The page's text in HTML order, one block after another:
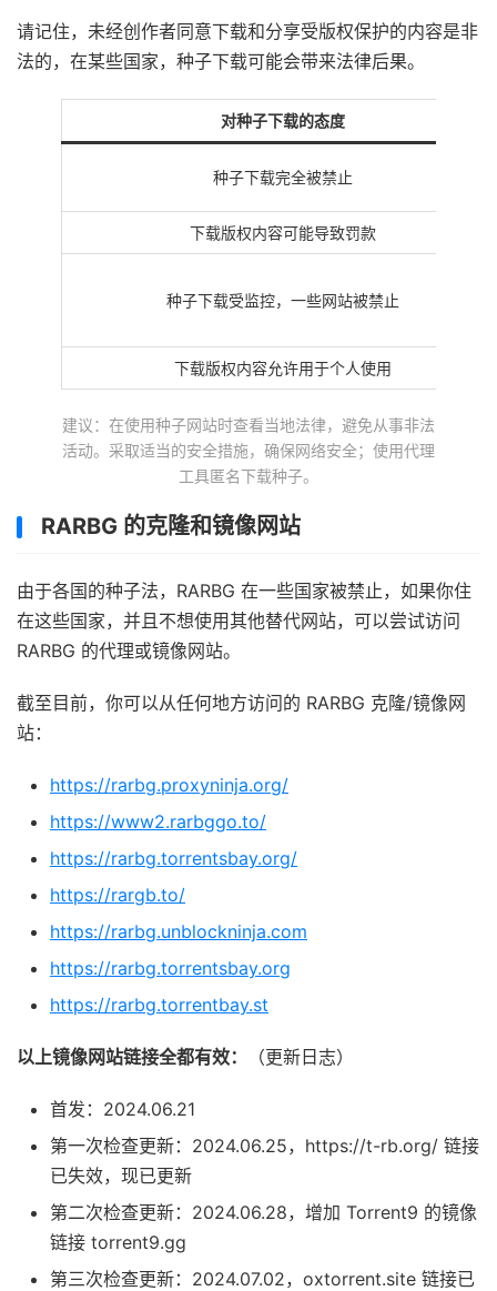
请记住，未经创作者同意下载和分享受版权保护的内容是非
法的，在某些国家，种子下载可能会带来法律后果。
对种子下载的态度
种子下载完全被禁止
下载版权内容可能导致罚款
种子下载受监控，一些网站被禁止
下载版权内容允许用于个人使用
建议：在使用种子网站时查看当地法律，避免从事非法
活动。采取适当的安全措施，确保网络安全；使用代理
工具匿名下载种子。
RARBG 的克隆和镜像网站
由于各国的种子法，RARBG 在一些国家被禁止，如果你住
在这些国家，并且不想使用其他替代网站，可以尝试访问
RARBG 的代理或镜像网站。
截至目前，你可以从任何地方访问的 RARBG 克隆/镜像网
站：
https://rarbg.proxyninja.org/
https://www2.rarbggo.to/
https://rarbg.torrentsbay.org/
https://rargb.to/
https://rarbg.unblockninja.com
https://rarbg.torrentsbay.org
https://rarbg.torrentbay.st
以上镜像网站链接全都有效： （更新日志）
首发：2024.06.21
第一次检查更新：2024.06.25，https://t-rb.org/ 链接
已失效，现已更新
第二次检查更新：2024.06.28，增加 Torrent9 的镜像
链接 torrent9.gg
第三次检查更新：2024.07.02，oxtorrent.site 链接已